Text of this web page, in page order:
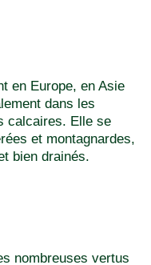
en Europe, en Asie
dans les
calcaires. Elle se
et montagnardes,
bien drainés.
nombreuses vertus